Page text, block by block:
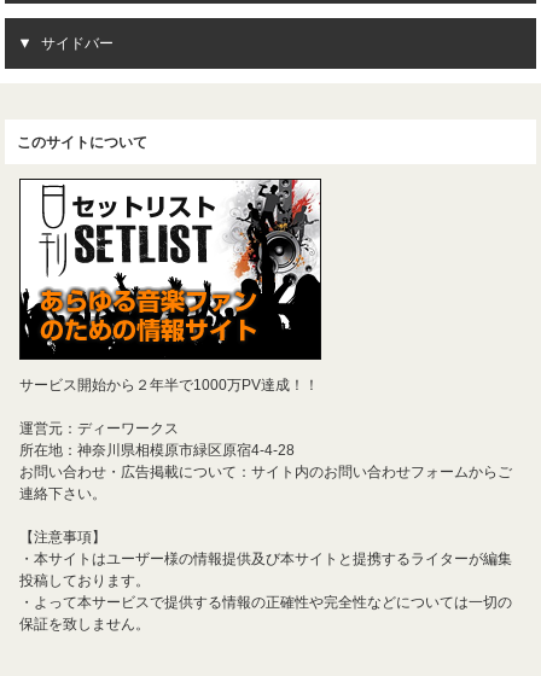
サイドバー
このサイトについて
サービス開始から２年半で1000万PV達成！！
運営元：ディーワークス
所在地：神奈川県相模原市緑区原宿4-4-28
お問い合わせ・広告掲載について：サイト内のお問い合わせフォームからご
連絡下さい。
【注意事項】
・本サイトはユーザー様の情報提供及び本サイトと提携するライターが編集
投稿しております。
・よって本サービスで提供する情報の正確性や完全性などについては一切の
保証を致しません。